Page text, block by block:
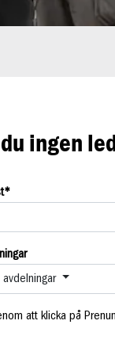
ingen
*
avdelningar
att klicka på